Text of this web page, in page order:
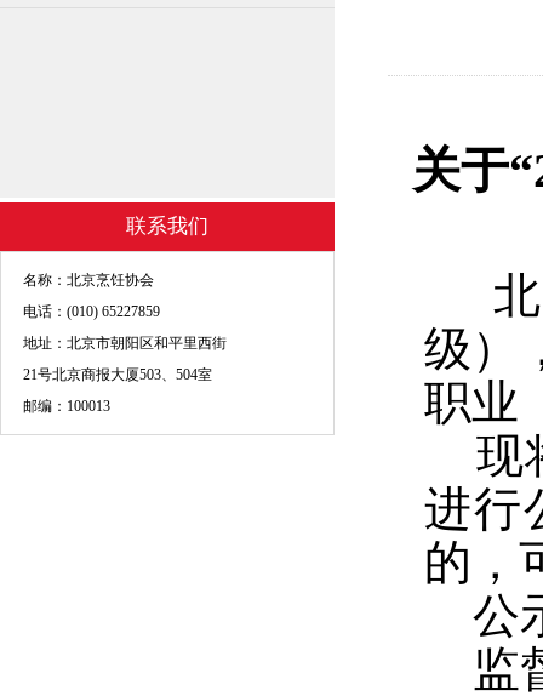
联系我们
名称：北京烹饪协会
电话：(010) 65227859
地址：北京市朝阳区和平里西街
21号北京商报大厦503、504室
邮编：100013
关于
北
级）
职业
现
进行
的，
公
监